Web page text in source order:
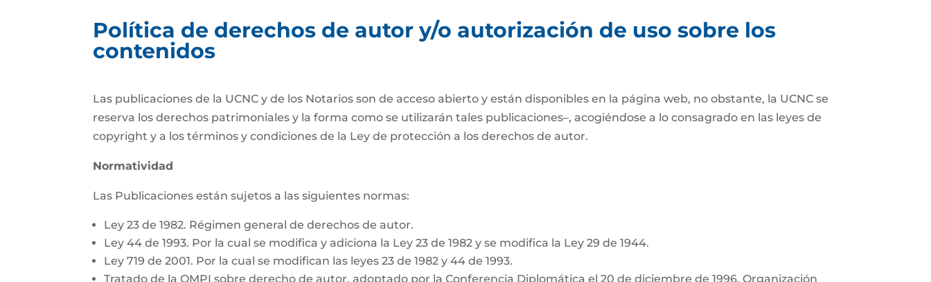
Política de derechos de autor y/o autorización de uso sobre los
contenidos
Las publicaciones de la UCNC y de los Notarios son de acceso abierto y están disponibles en la página web, no obstante, la UCNC se
reserva los derechos patrimoniales y la forma como se utilizarán tales publicaciones–, acogiéndose a lo consagrado en las leyes de
copyright y a los términos y condiciones de la Ley de protección a los derechos de autor.
Normatividad
Las Publicaciones están sujetos a las siguientes normas:
Ley 23 de 1982. Régimen general de derechos de autor.
Ley 44 de 1993. Por la cual se modifica y adiciona la Ley 23 de 1982 y se modifica la Ley 29 de 1944.
Ley 719 de 2001. Por la cual se modifican las leyes 23 de 1982 y 44 de 1993.
Tratado de la OMPI sobre derecho de autor, adoptado por la Conferencia Diplomática el 20 de diciembre de 1996. Organización